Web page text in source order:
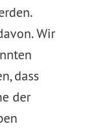
Wir
dass
der